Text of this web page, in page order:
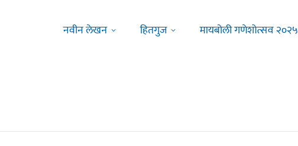
नवीन लेखन
हितगुज मायबोली गणेशोत्सव २०२५